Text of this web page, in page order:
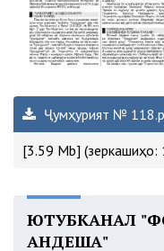
Ҷумҳурият №
[3.59 Mb] (зеркашиҳо:
ЮТУБКАНАЛ
АНДЕША"